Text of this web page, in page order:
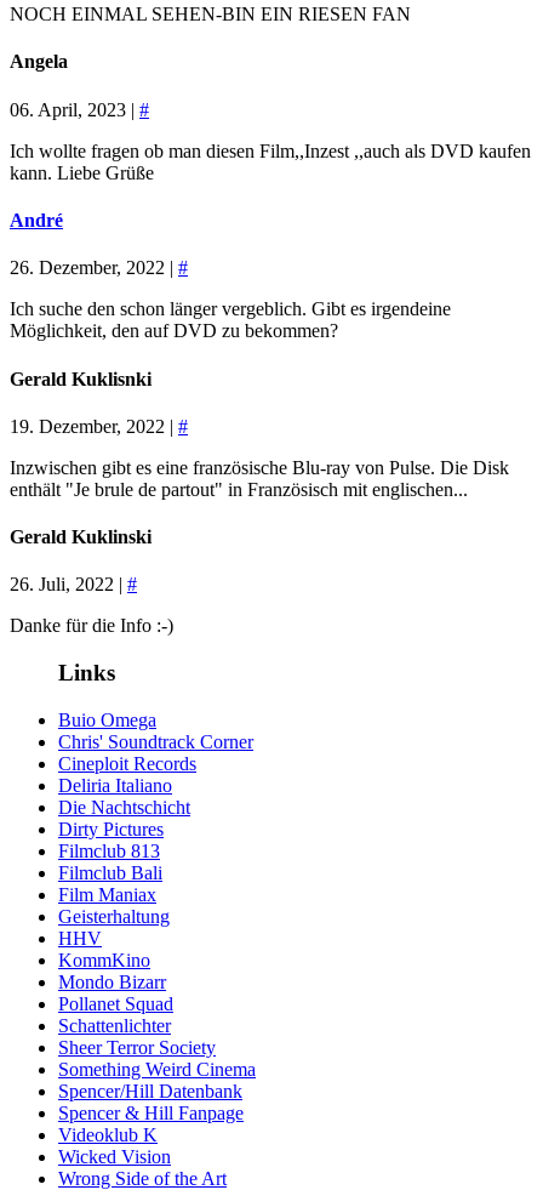
NOCH EINMAL SEHEN-BIN EIN RIESEN FAN
Angela
06. April, 2023 | #
Ich wollte fragen ob man diesen Film,,Inzest ,,auch als DVD kaufen
kann. Liebe Grüße
André
26. Dezember, 2022 | #
Ich suche den schon länger vergeblich. Gibt es irgendeine
Möglichkeit, den auf DVD zu bekommen?
Gerald Kuklisnki
19. Dezember, 2022 | #
Inzwischen gibt es eine französische Blu-ray von Pulse. Die Disk
enthält "Je brule de partout" in Französisch mit englischen...
Gerald Kuklinski
26. Juli, 2022 | #
Danke für die Info :-)
Links
Buio Omega
Chris' Soundtrack Corner
Cineploit Records
Deliria Italiano
Die Nachtschicht
Dirty Pictures
Filmclub 813
Filmclub Bali
Film Maniax
Geisterhaltung
HHV
KommKino
Mondo Bizarr
Pollanet Squad
Schattenlichter
Sheer Terror Society
Something Weird Cinema
Spencer/Hill Datenbank
Spencer & Hill Fanpage
Videoklub K
Wicked Vision
Wrong Side of the Art